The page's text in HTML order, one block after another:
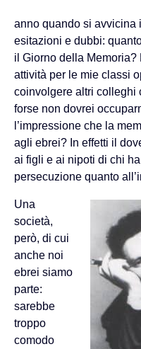
anno quando si avvicina
esitazioni e dubbi:
il Giorno della
attività per le mie classi
coinvolgere altri colleghi
forse non dovrei
l’impressione che la
agli ebrei? In effetti il
ai figli e ai nipoti di chi
persecuzione quanto
Una
società,
però, di cui
anche noi
ebrei siamo
parte:
sarebbe
troppo
comodo